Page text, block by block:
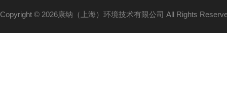
Copyright © 2026康纳（上海）环境技术有限公司 All Rights